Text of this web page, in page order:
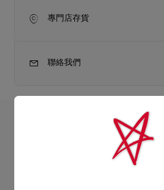
專門店存貨
聯絡我們
可替換面部彩妝盤共提供3款色號，包括